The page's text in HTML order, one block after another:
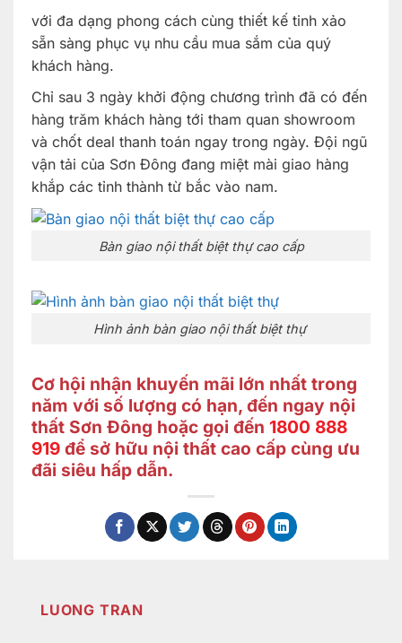
với đa dạng phong cách cùng thiết kế tinh xảo
sẵn sàng phục vụ nhu cầu mua sắm của quý
khách hàng.
Chỉ sau 3 ngày khởi động chương trình đã có đến
hàng trăm khách hàng tới tham quan showroom
và chốt deal thanh toán ngay trong ngày. Đội ngũ
vận tải của Sơn Đông đang miệt mài giao hàng
khắp các tỉnh thành từ bắc vào nam.
Bàn giao nội thất biệt thự cao cấp
Hình ảnh bàn giao nội thất biệt thự
Cơ hội nhận khuyến mãi lớn nhất trong
năm với số lượng có hạn, đến ngay nội
thất Sơn Đông hoặc gọi đến 1800 888
919 để sở hữu nội thất cao cấp cùng ưu
đãi siêu hấp dẫn.
LUONG TRAN